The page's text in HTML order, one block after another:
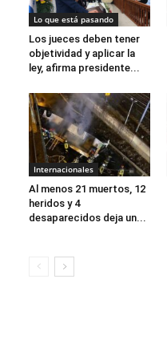
Lo que está pasando
Los jueces deben tener
objetividad y aplicar la
ley, afirma presidente...
Internacionales
Al menos 21 muertos, 12
heridos y 4
desaparecidos deja un...